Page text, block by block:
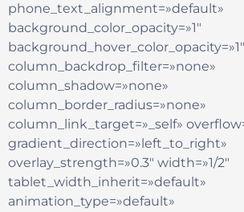
phone_text_alignment=»default»
background_color_opacity=»1″
background_hover_color_opacity=»1″
column_backdrop_filter=»none»
column_shadow=»none»
column_border_radius=»none»
column_link_target=»_self»
gradient_direction=»left_to_right»
overlay_strength=»0.3″ width=»1/2″
tablet_width_inherit=»default»
animation_type=»default»